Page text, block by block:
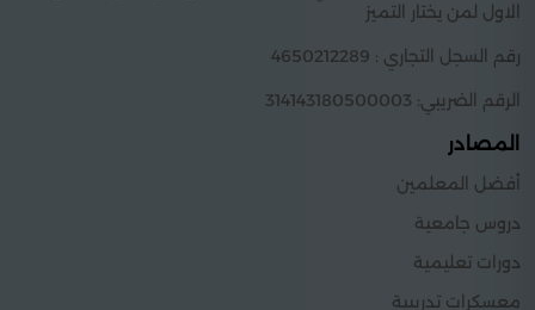
الاول لمن يختار التميز
رقم السجل التجاري : 4650212289
الرقم الضريبي: 314143180500003
المصادر
أفضل المعلمين
دروس جامعية
دورات تعليمية
معسكرات تدريبية